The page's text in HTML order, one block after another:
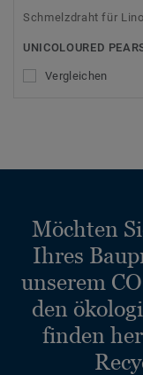
Schmelzdraht für
UNICOLOURED
Vergleichen
Möchten
Ihres
unserem
den
finden